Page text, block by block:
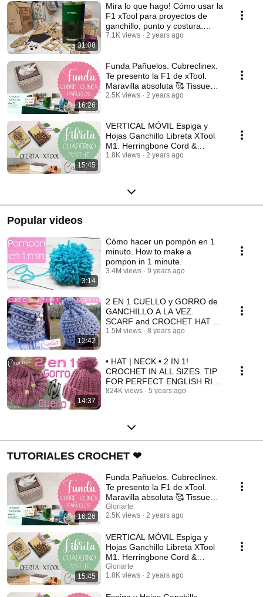
31:08
Mira lo que hago! Cómo usar la
F1 xTool para proyectos de
ganchillo, punto y costura.
Creative Ideas
7.1K views 2 years ago
16:26
Funda Pañuelos. Cubreclinex.
Te presento la F1 de xTool.
Maravilla absoluta 🥰 Tissue
Cover Crochet.
2.5K views 2 years ago
15:45
VERTICAL MÓVIL Espiga y
Hojas Ganchillo Libreta XTool
M1. Herringbone Cord &
Crochet Leaves Notebook
1.8K views 2 years ago
Popular videos
3:14
Cómo hacer un pompón en 1
minuto. How to make a
pompon in 1 minute.
3.4M views 9 years ago
12:42
2 EN 1 CUELLO y GORRO de
GANCHILLO A LA VEZ.
SCARF and CROCHET HAT AT
THE SAME TIME.
1.5M views 8 years ago
14:37
• HAT | NECK • 2 IN 1!
CROCHET IN ALL SIZES. TIP
FOR PERFECT ENGLISH RIB
CROCHET
824K views 5 years ago
TUTORIALES CROCHET ❤
16:26
Funda Pañuelos. Cubreclinex.
Te presento la F1 de xTool.
Maravilla absoluta 🥰 Tissue
Cover Crochet.
Gloriarte
2.5K views
2 years ago
15:45
VERTICAL MÓVIL Espiga y
Hojas Ganchillo Libreta XTool
M1. Herringbone Cord &
Crochet Leaves Notebook
Gloriarte
1.8K views
2 years ago